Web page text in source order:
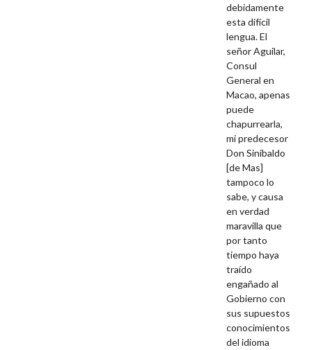
debidamente
esta difícil
lengua. El
señor Aguilar,
Consul
General en
Macao, apenas
puede
chapurrearla,
mi predecesor
Don Sinibaldo
[de Mas]
tampoco lo
sabe, y causa
en verdad
maravilla que
por tanto
tiempo haya
traído
engañado al
Gobierno con
sus supuestos
conocimientos
del idioma